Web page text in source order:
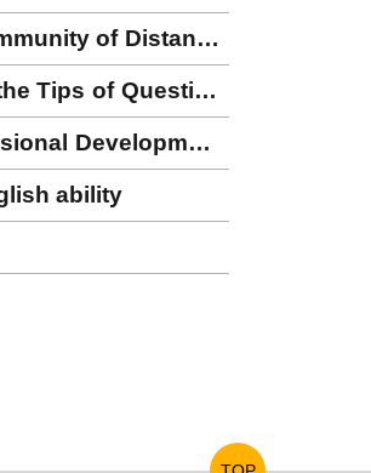
of Distance
Tips of Question
Development
ability